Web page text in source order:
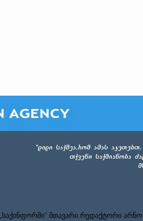
მთავარი რედაქტორი